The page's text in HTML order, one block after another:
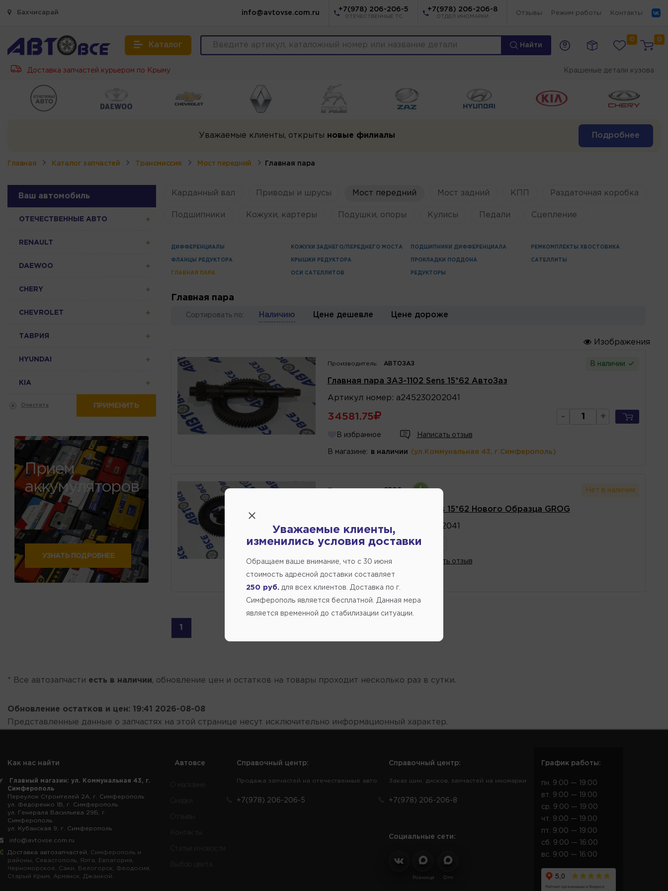
Бахчисарай info@avtovse.com.ru
+7(978) 206-206-5
ОТЕЧЕСТВЕННЫЕ ТС
+7(978) 206-206-8
ОТДЕЛ ИНОМАРКИ
Отзывы Режим работы Контакты
Каталог Найти
0 0
Доставка запчастей курьером по Крыму Крашеные детали кузова
Уважаемые клиенты, открыты новые филиалы Подробнее
Главная Каталог запчастей Трансмиссия Мост передний Главная пара
Ваш автомобиль
ОТЕЧЕСТВЕННЫЕ АВТО
RENAULT
DAEWOO
CHERY
CHEVROLET
ТАВРИЯ
HYUNDAI
KIA
Очистить ПРИМЕНИТЬ
Прием
аккумуляторов
УЗНАТЬ ПОДРОБНЕЕ
Карданный вал Приводы и шрусы Мост передний Мост задний КПП Раздаточная коробка
Подшипники Кожухи, картеры Подушки, опоры Кулисы Педали Сцепление
ДИФФЕРЕНЦИАЛЫ
ФЛАНЦЫ РЕДУКТОРА
ГЛАВНАЯ ПАРА
КОЖУХИ ЗАДНЕГО/ПЕРЕДНЕГО МОСТА
КРЫШКИ РЕДУКТОРА
ОСИ САТЕЛЛИТОВ
ПОДШИПНИКИ ДИФФЕРЕНЦИАЛА
ПРОКЛАДКИ ПОДДОНА
РЕДУКТОРЫ
РЕМКОМПЛЕКТЫ ХВОСТОВИКА
САТЕЛЛИТЫ
Главная пара
Сортировать по: Наличию Цене дешевле Цене дороже
Изображения
Производитель: АВТОЗАЗ В наличии
Главная пара ЗАЗ-1102 Sens 15*62 АвтоЗаз
Артикул номер : а245230202041
34581.75 - +
В избранное Написать отзыв
В магазине: в наличии (ул.Коммунальная 43, г.Симферополь)
Производитель: GROG Нет в наличии
Главная пара ЗАЗ-1102 Sens 15*62 Нового Образца GROG
Артикул номер: а245230202041
Напомнить о поступлении
В избранное Написать отзыв
ожидается
1
* Все автозапчасти есть в наличии, обновление цен и остатков на товары проходит несколько раз в сутки.
Обновление остатков и цен: 19:41 2026-08-08
Представленные данные о запчастях на этой странице несут исключительно информационный характер.
Как нас найти
Главный магазин: ул. Коммунальная 43, г.
Симферополь
Переулок Строителей 2А, г. Симферополь
ул. Федоренко 1В, г. Симферополь
ул. Генерала Васильева 29Б, г.
Симферополь
ул. Кубанская 9, г. Симферополь
info@avtovse.com.ru
Доставка автозапчастей , Симферополь и
районы, Севастополь, Ялта, Евпатория,
Черноморское, Саки, Белогорск, Феодосия,
Старый Крым, Армянск, Джанкой.
Автовсе Справочный центр:
Продажа запчастей на отечественные авто
+7(978) 206-206-5
Справочный центр:
Заказ шин, дисков, запчастей на иномарки
+7(978) 206-206-8
Социальные сети:
Розница Опт
График работы:
пн. 9:00 — 19:00
вт. 9:00 — 19:00
ср. 9:00 — 19:00
чт. 9:00 — 19:00
пт. 9:00 — 19:00
сб. 9:00 — 16:00
вс. 9:00 — 16:00
Уважаемые клиенты,
изменились условия доставки
Обращаем ваше внимание, что c 30 июня
стоимость адресной доставки составляет
250 руб. для всех клиентов. Доставка по г.
Симферополь является бесплатной. Данная мера
является временной до стабилизации ситуации.